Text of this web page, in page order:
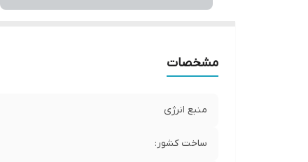
مشخصات
منبع انرژی
ساخت کشور: